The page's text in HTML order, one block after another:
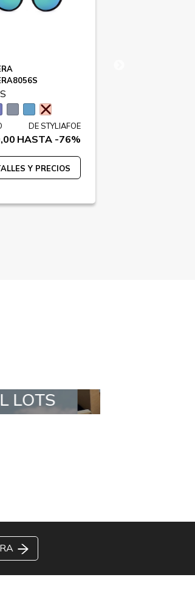
DE STYLIAFOE
HASTA -76%
Y PRECIOS
BOX STYLIA